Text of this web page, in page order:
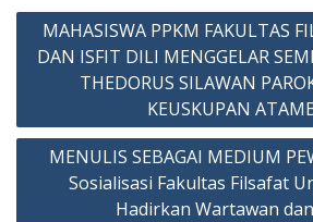
Navigasi
pos
MAHASISWA PPKM FAKULTAS
DAN ISFIT DILI MENGGELAR
THEDORUS SILAWAN
KEUSKUPAN
MENULIS SEBAGAI MEDIUM
Sosialisasi Fakultas Filsafat
Hadirkan Wartawan